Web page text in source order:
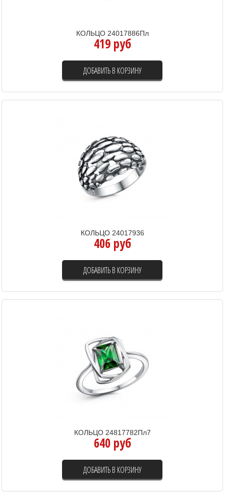
КОЛЬЦО 24017886Пл
419 руб
ДОБАВИТЬ В КОРЗИНУ
КОЛЬЦО 24017936
406 руб
ДОБАВИТЬ В КОРЗИНУ
КОЛЬЦО 24817782Пл7
640 руб
ДОБАВИТЬ В КОРЗИНУ